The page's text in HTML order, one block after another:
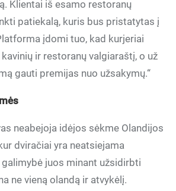
Klientai iš esamo restoranų
patiekalą, kuris bus pristatytas į
įdomi tuo, kad kurjeriai
ir restoranų valgiaraštį, o už
gauti premijas nuo užsakymų.“
neabejoja idėjos sėkme Olandijos
dviračiai yra neatsiejama
juos minant užsidirbti
ne vieną olandą ir atvykėlį.